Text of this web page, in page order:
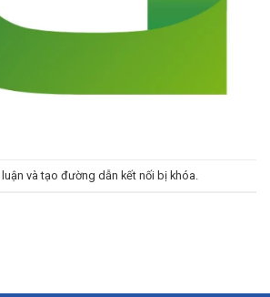
và tạo đường dẫn kết nối bị khóa.